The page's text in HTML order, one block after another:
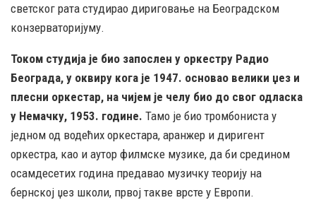
светског рата студирао дириговање на Београдском
конзерваторијуму.
Током студија је био запослен у оркестру Радио
Београда, у оквиру кога је 1947. основао велики џез и
плесни оркестар, на чијем је челу био до свог одласка
у Немачку, 1953. године. Тамо је био тромбониста у
једном од водећих оркестара, аранжер и диригент
оркестра, као и аутор филмске музике, да би средином
осамдесетих година предавао музичку теорију на
бернској џез школи, првој такве врсте у Европи.